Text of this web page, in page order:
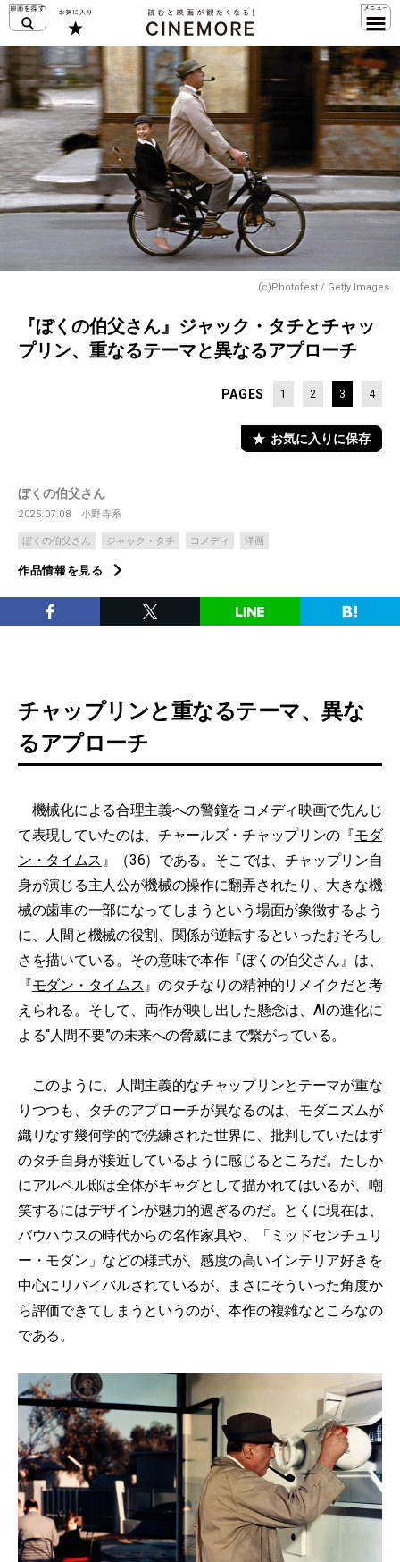
(c)Photofest / Getty Images
『ぼくの伯父さん』ジャック・タチとチャッ
プリン、重なるテーマと異なるアプローチ
PAGES 1 2 3 4
お気に入りに保存
ぼくの伯父さん
2025.07.08 小野寺系
ぼくの伯父さん ジャック・タチ コメディ 洋画
作品情報を見る
チャップリンと重なるテーマ、異な
るアプローチ
機械化による合理主義への警鐘をコメディ映画で先んじ
て表現していたのは、チャールズ・チャップリンの『モダ
ン・タイムス 』（36）である。そこでは、チャップリン自
身が演じる主人公が機械の操作に翻弄されたり、大きな機
械の歯車の一部になってしまうという場面が象徴するよう
に、人間と機械の役割、関係が逆転するといったおそろし
さを描いている。その意味で本作『ぼくの伯父さん』は、
『モダン・タイムス』のタチなりの精神的リメイクだと考
えられる。そして、両作が映し出した懸念は、AIの進化に
よる“人間不要”の未来への脅威にまで繋がっている。
このように、人間主義的なチャップリンとテーマが重な
りつつも、タチのアプローチが異なるのは、モダニズムが
織りなす幾何学的で洗練された世界に、批判していたはず
のタチ自身が接近しているように感じるところだ。たしか
にアルペル邸は全体がギャグとして描かれてはいるが、嘲
笑するにはデザインが魅力的過ぎるのだ。とくに現在は、
バウハウスの時代からの名作家具や、「ミッドセンチュリ
ー・モダン」などの様式が、感度の高いインテリア好きを
中心にリバイバルされているが、まさにそういった角度か
ら評価できてしまうというのが、本作の複雑なところなの
である。